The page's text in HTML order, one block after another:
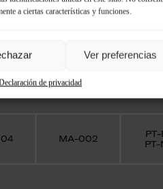
a ciertas características y funciones.
Ver preferencias
de privacidad
Complementos de
Masilla
para
MA-002
PT-